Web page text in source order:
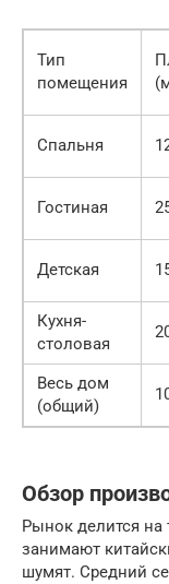
Тип
помещения
Спальня
Гостиная
Детская
Кухня-
столовая
Весь дом
(общий)
Обзор
Рынок делится
занимают
шумят. Средний